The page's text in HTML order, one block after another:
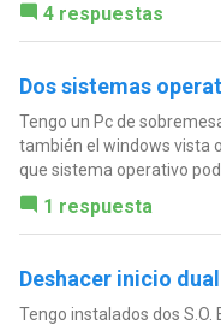
4 respuestas
Dos sistemas
Tengo un Pc de
también el windows vista
que sistema operativo
1 respuesta
Deshacer inicio dual
Tengo instalados dos S.O.